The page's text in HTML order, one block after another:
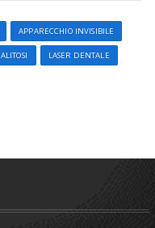
APPARECCHIO INVISIBILE
ALITOSI LASER DENTALE